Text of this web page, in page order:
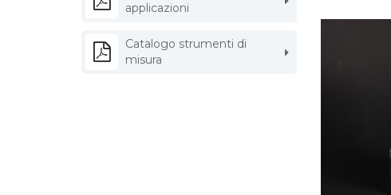
applicazioni
Catalogo strumenti di
misura